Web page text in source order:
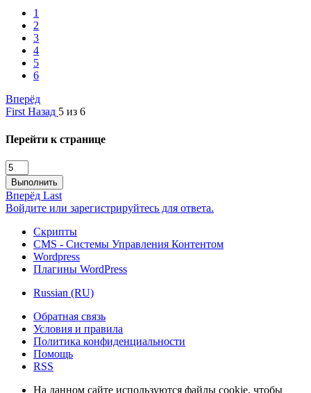
1
2
3
4
5
6
Вперёд
First Назад 5 из 6
Перейти к странице
Выполнить
Вперёд Last
Войдите или зарегистрируйтесь для ответа.
Скрипты
CMS - Системы Управления Контентом
Wordpress
Плагины WordPress
Russian (RU)
Обратная связь
Условия и правила
Политика конфиденциальности
Помощь
RSS
На данном сайте используются файлы cookie, чтобы